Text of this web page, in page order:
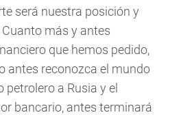
será nuestra posición y
más y antes
que hemos pedido,
antes reconozca el mundo
a Rusia y el
bancario, antes terminará